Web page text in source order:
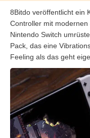
8Bitdo veröffentlicht ein
Controller mit
Nintendo Switch
Pack, das eine
Feeling als das geht